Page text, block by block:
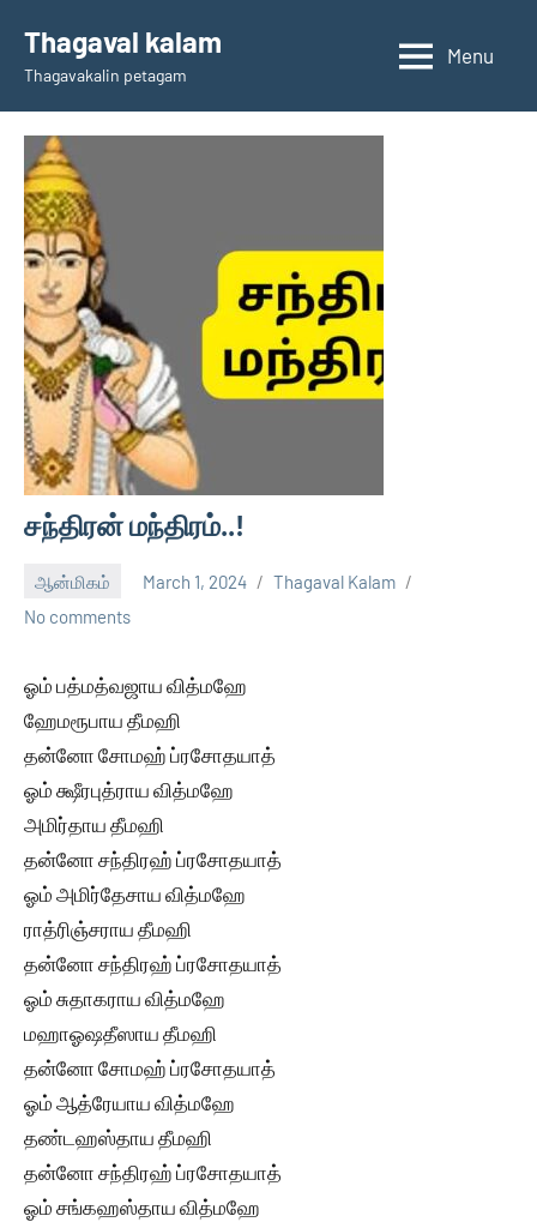
content
Thagaval kalam
Thagavakalin petagam
Menu
சந்திரன் மந்திரம்..!
ஆன்மிகம் March 1, 2024
Thagaval Kalam
No comments
ஓம் பத்மத்வஜாய வித்மஹே
ஹேமரூபாய தீமஹி
தன்னோ சோமஹ் ப்ரசோதயாத்
ஓம் க்ஷீரபுத்ராய வித்மஹே
அமிர்தாய தீமஹி
தன்னோ சந்திரஹ் ப்ரசோதயாத்
ஓம் அமிர்தேசாய வித்மஹே
ராத்ரிஞ்சராய தீமஹி
தன்னோ சந்திரஹ் ப்ரசோதயாத்
ஓம் சுதாகராய வித்மஹே
மஹாஓஷதீஸாய தீமஹி
தன்னோ சோமஹ் ப்ரசோதயாத்
ஓம் ஆத்ரேயாய வித்மஹே
தண்டஹஸ்தாய தீமஹி
தன்னோ சந்திரஹ் ப்ரசோதயாத்
ஓம் சங்கஹஸ்தாய வித்மஹே